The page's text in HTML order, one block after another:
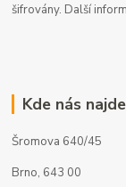
šifrovány. Další
Kde nás
Šromova 640/45
Brno, 643 00